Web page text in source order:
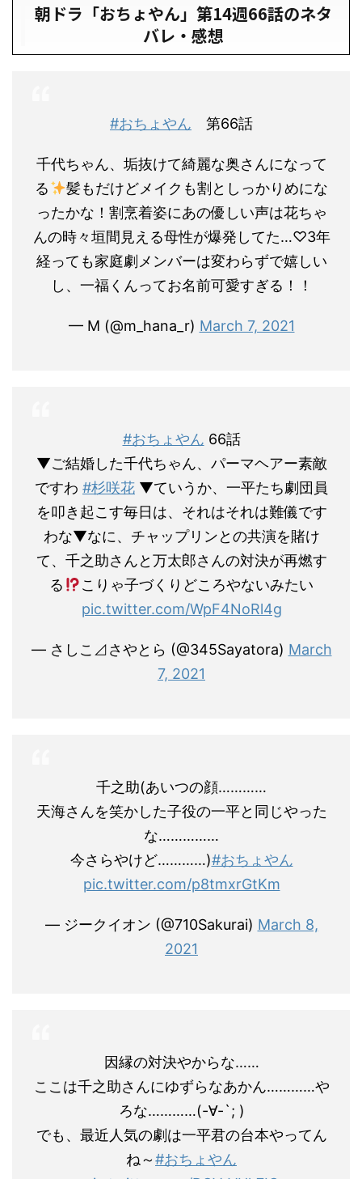
朝ドラ「おちょやん」第14週66話のネタ
バレ・感想
#おちょやん 第66話
千代ちゃん、垢抜けて綺麗な奥さんになって
る
髪もだけどメイクも割としっかりめにな
ったかな！割烹着姿にあの優しい声は花ちゃ
んの時々垣間見える母性が爆発してた…♡3年
経っても家庭劇メンバーは変わらずで嬉しい
し、一福くんってお名前可愛すぎる！！
— M (@m_hana_r) March 7, 2021
#おちょやん 66話
▼ご結婚した千代ちゃん、パーマヘアー素敵
ですわ #杉咲花 ▼ていうか、一平たち劇団員
を叩き起こす毎日は、それはそれは難儀です
わな▼なに、チャップリンとの共演を賭け
て、千之助さんと万太郎さんの対決が再燃す
る
こりゃ子づくりどころやないみたい
pic.twitter.com/WpF4NoRl4g
— さしこ⊿さやとら (@345Sayatora) March
7, 2021
千之助(あいつの顔…………
天海さんを笑かした子役の一平と同じやった
な……………
今さらやけど…………)#おちょやん
pic.twitter.com/p8tmxrGtKm
— ジークイオン (@710Sakurai) March 8,
2021
因縁の対決やからな……
ここは千之助さんにゆずらなあかん…………や
ろな…………(-∀-`; )
でも、最近人気の劇は一平君の台本やってん
ね～#おちょやん